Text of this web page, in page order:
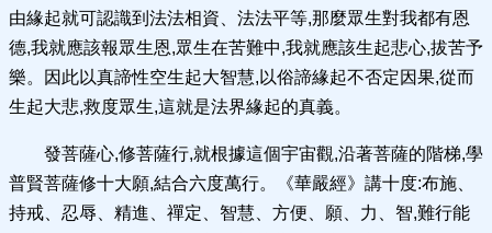
由緣起就可認識到法法相資、法法平等,那麼眾生對我都有恩
德,我就應該報眾生恩,眾生在苦難中,我就應該生起悲心,拔苦予
樂。因此以真諦性空生起大智慧,以俗諦緣起不否定因果,從而
生起大悲,救度眾生,這就是法界緣起的真義。
發菩薩心,修菩薩行,就根據這個宇宙觀,沿著菩薩的階梯,學
普賢菩薩修十大願,結合六度萬行。《華嚴經》講十度:布施、
持戒、忍辱、精進、禪定、智慧、方便、願、力、智,難行能